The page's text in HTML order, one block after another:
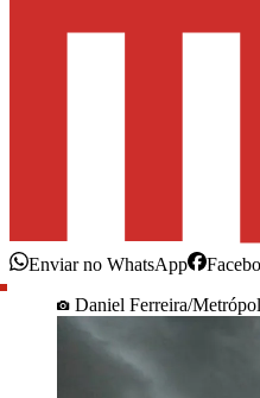
Enviar no WhatsApp
Daniel Ferreira/